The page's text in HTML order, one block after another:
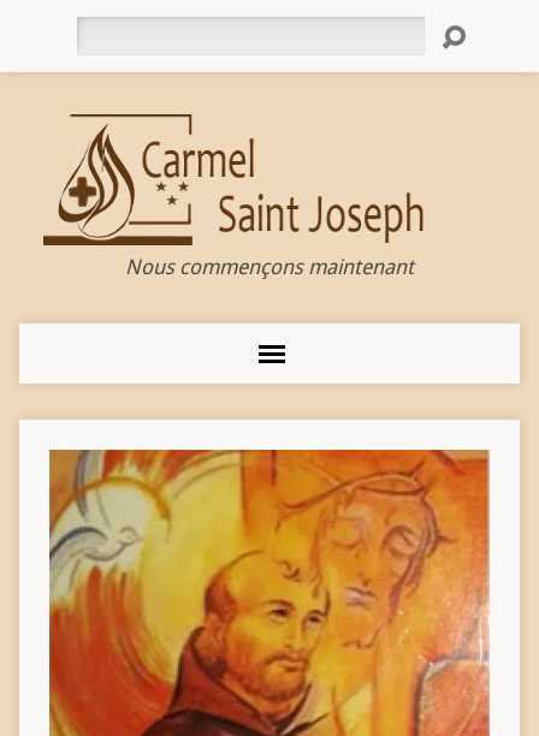
Nous commençons maintenant